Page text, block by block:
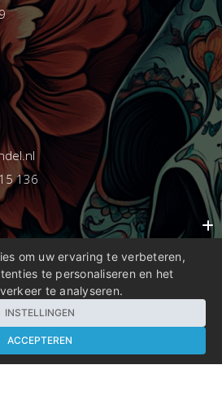
136
om uw ervaring te verbeteren,
te personaliseren en het
te analyseren.
INSTELLINGEN
ACCEPTEREN